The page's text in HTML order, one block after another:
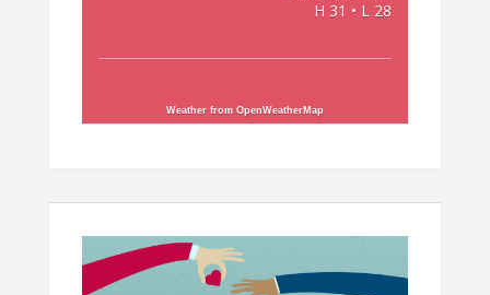
H 31 • L 28
Weather from OpenWeatherMap